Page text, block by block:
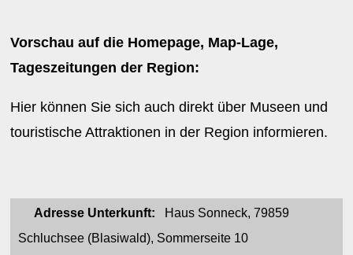
Vorschau auf die Homepage, Map-Lage,
Tageszeitungen der Region:
Hier können Sie sich auch direkt über Museen und
touristische Attraktionen in der Region informieren.
Adresse Unterkunft: Haus Sonneck, 79859
Schluchsee (Blasiwald), Sommerseite 10